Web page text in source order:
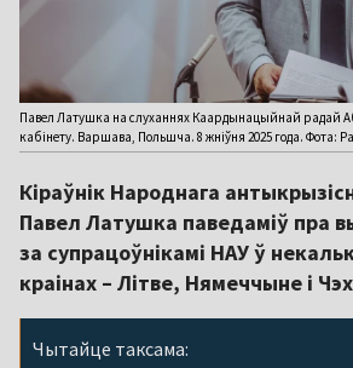
Павел Латушка на слуханнях Каардынацыйнай радай
кабінету. Варшава, Польшча. 8 жніўня 2025 года. Фота:
Кіраўнік Народнага
Павел Латушка паведаміў пра
за супрацоўнікамі НАУ ў
краінах – Літве, Нямеччыне і
Чытайце таксама: